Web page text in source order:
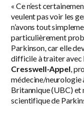
« Ce n’est
veulent pas voir les
n’avons tout
particulièrement
Parkinson, car elle
difficile à traiter avec
Cresswell-Appel ,
médecine/neurologie
Britannique (UBC)
scientifique de